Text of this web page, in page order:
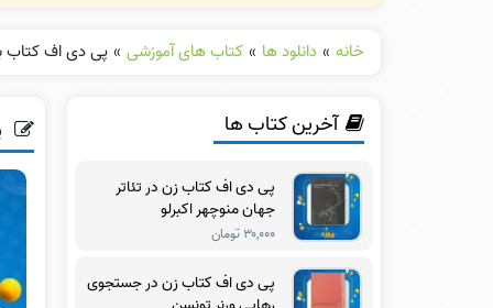
خانه » دانلود ها » کتاب های آموزشی » پی دی اف کتاب
آخرین کتاب ها
پی دی اف کتاب زن در تئاتر
جهان منوچهر اکبرلو
۳۰,۰۰۰ تومان
پی دی اف کتاب زن در جستجوی